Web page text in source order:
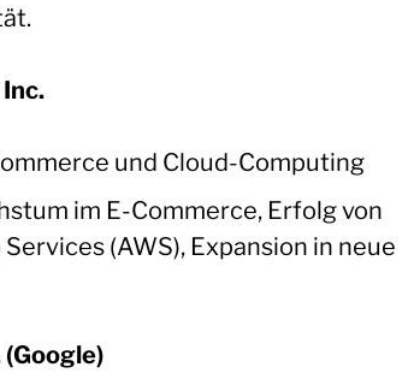
und Cloud-Computing
im E-Commerce, Erfolg von
(AWS), Expansion in neue